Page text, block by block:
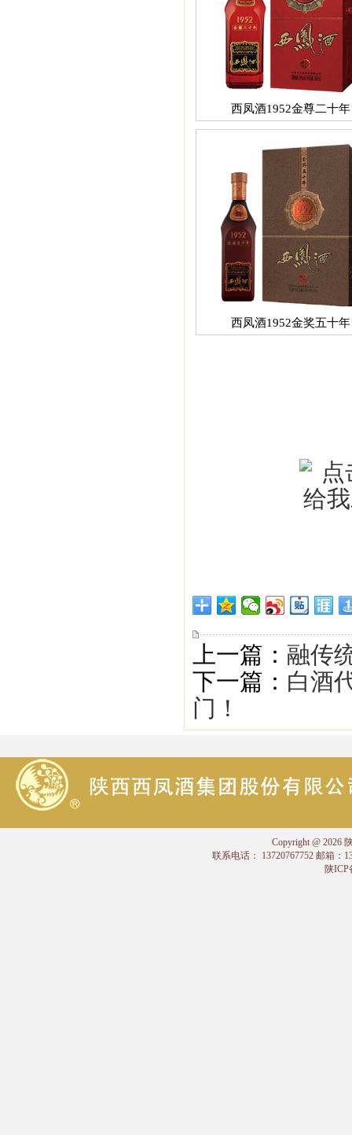
西凤酒1952金尊二十年
西凤酒1952金奖五十年
上一篇： 融传
下一篇： 白酒
门！
Copyright @ 2026
联系电话： 13720767752 邮箱：
陕ICP